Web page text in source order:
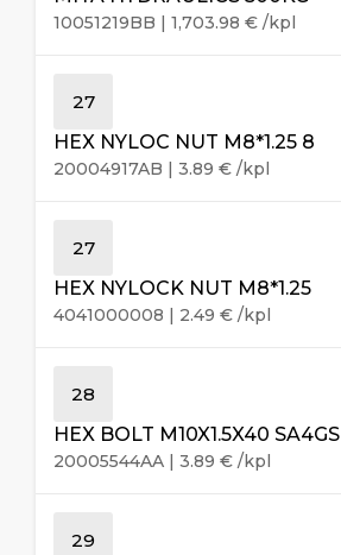
10051219BB | 1,703.98 € /kpl
27
HEX NYLOC NUT M8*1.25 8
20004917AB | 3.89 € /kpl
27
HEX NYLOCK NUT M8*1.25
4041000008 | 2.49 € /kpl
28
HEX BOLT M10X1.5X40 SA4GS
20005544AA | 3.89 € /kpl
29